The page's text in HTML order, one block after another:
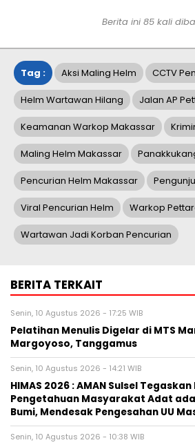
Berita ini 85kali
Tag : Aksi Maling Helm CCTV
Helm Wartawan Hilang Jalan AP
Keamanan Warkop Makassar
Maling Helm Makassar
Pencurian Helm Makassar
Viral Pencurian Helm Warkop
Wartawan Jadi Korban Pencurian
BERITA TERKAIT
Senin, 10 Agustus 2026 - 17:25 WIB
Pelatihan Menulis Digelar di MTS
Margoyoso, Tanggamus
Senin, 10 Agustus 2026 - 14:21 WIB
HIMAS 2026 : AMAN Sulsel
Pengetahuan Masyarakat Adat
Bumi, Mendesak Pengesahan UU
Senin, 10 Agustus 2026 - 10:38 WIB